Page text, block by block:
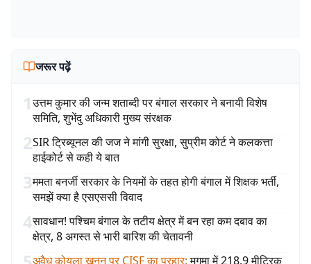
जरूर पढ़ें
1उत्तम कुमार की जन्म शताब्दी पर बंगाल सरकार ने बनायी विशेष
समिति, शुभेंदु अधिकारी मुख्य संरक्षक
2SIR ट्रिब्यूनल की जज ने मांगी सुरक्षा, सुप्रीम कोर्ट ने कलकत्ता
हाईकोर्ट से कही ये बात
3ममता बनर्जी सरकार के नियमों के तहत होगी बंगाल में शिक्षक भर्ती,
समझें क्या है एसएससी विवाद
4सावधान! पश्चिम बंगाल के तटीय क्षेत्र में बन रहा कम दबाव का
क्षेत्र, 8 अगस्त से भारी बारिश की चेतावनी
अवैध कोयला खनन पर CISF का प्रहार: मुगमा में 218.9 मीट्रिक